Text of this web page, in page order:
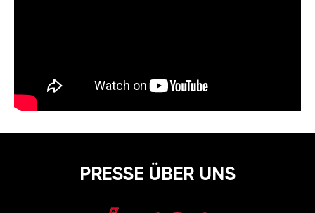
PRESSE ÜBER UNS